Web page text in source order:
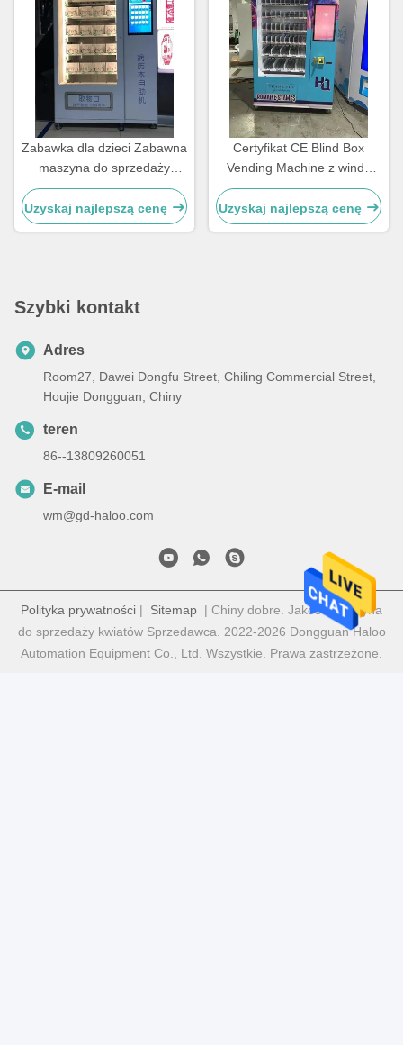
Zabawka dla dzieci Zabawna
maszyna do sprzedaży
pudełek dla OEM
Uzyskaj najlepszą cenę
Certyfikat CE Blind Box
Vending Machine z windą
OEM DOM
Uzyskaj najlepszą cenę
Szybki kontakt
Adres
Room27, Dawei Dongfu Street, Chiling Commercial Street,
Houjie Dongguan, Chiny
teren
86--13809260051
E-mail
wm@gd-haloo.com
Polityka prywatności | Sitemap | Chiny dobre. Jakość Maszyna
do sprzedaży kwiatów Sprzedawca. 2022-2026 Dongguan Haloo
Automation Equipment Co., Ltd. Wszystkie. Prawa zastrzeżone.